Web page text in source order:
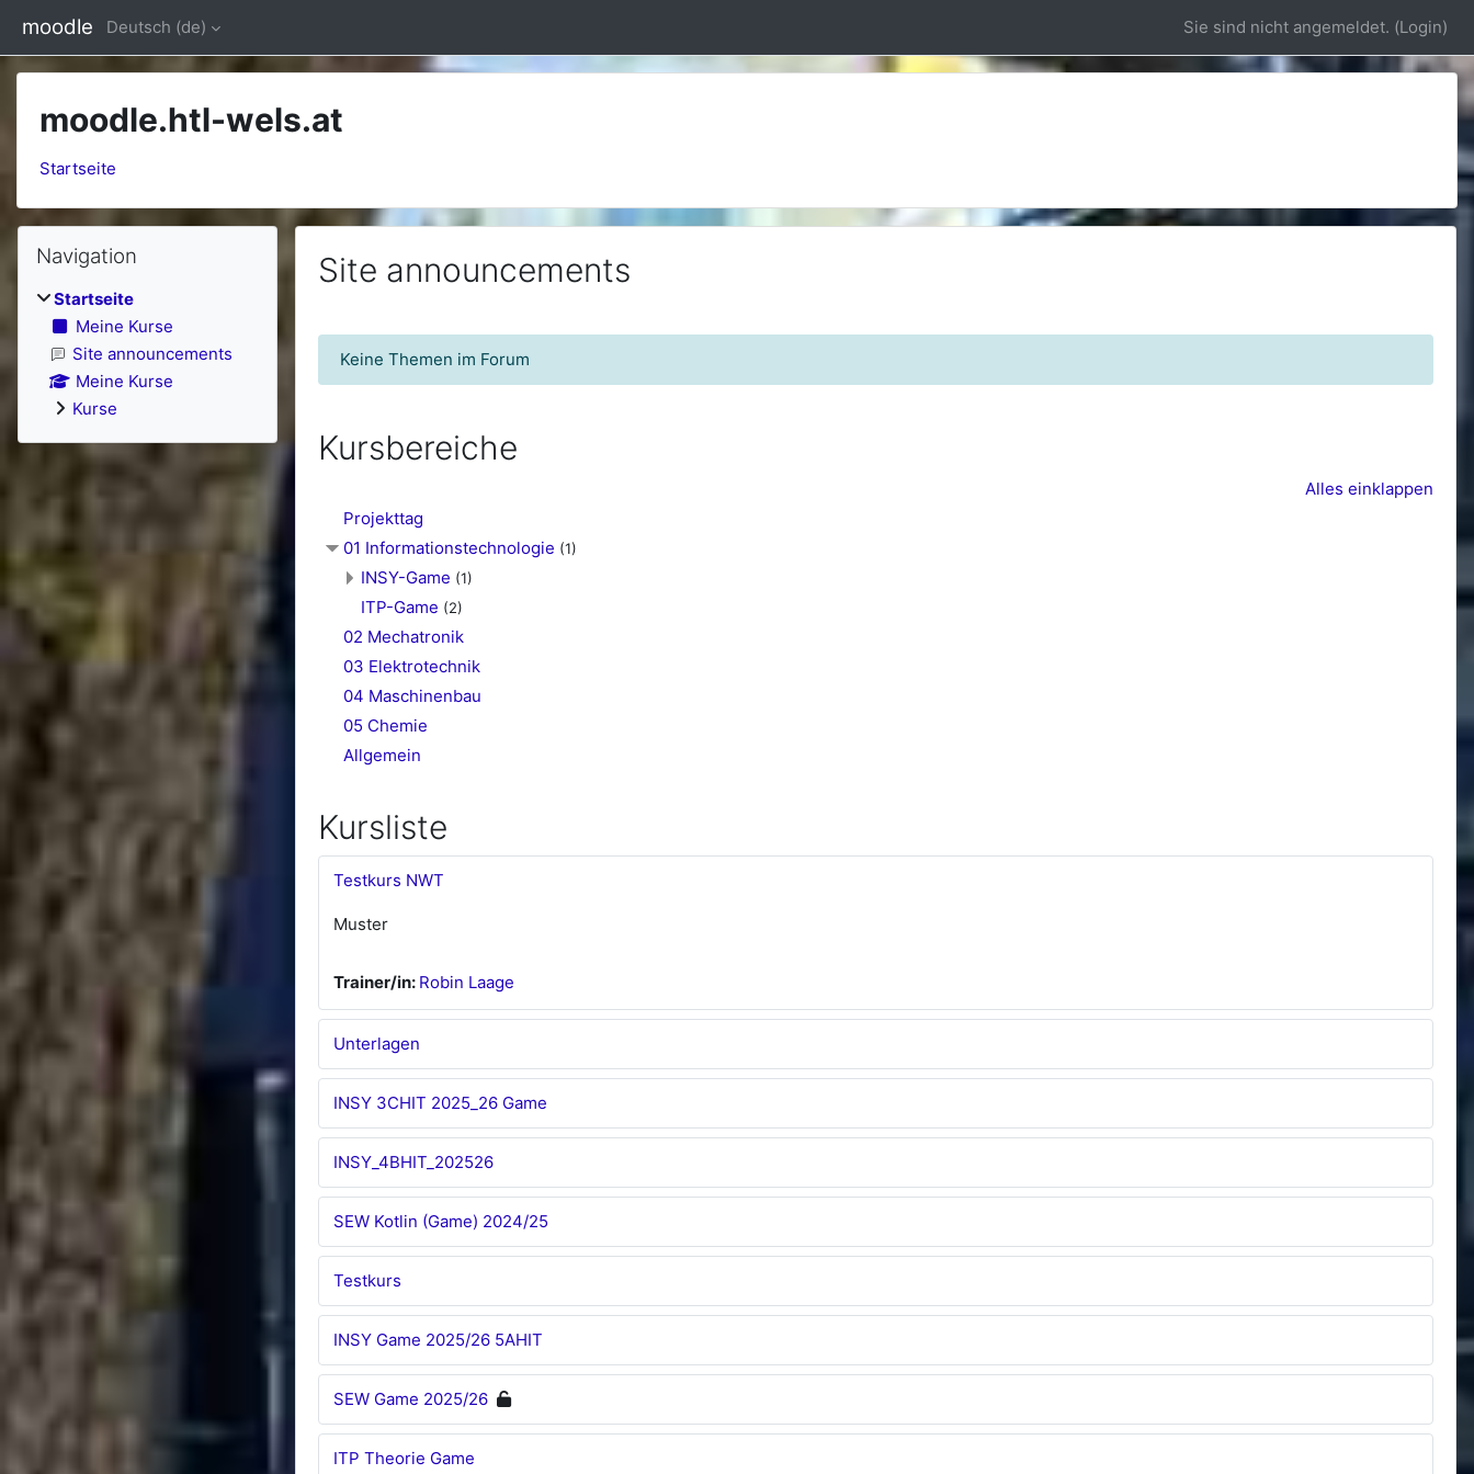
moodle Deutsch ‎(de)‎ Sie sind nicht angemeldet. (Login)
moodle.htl-wels.at
Startseite
Site announcements
Keine Themen im Forum
Kursbereiche
Alles einklappen
Projekttag
01 Informationstechnologie (1)
INSY-Game (1)
ITP-Game (2)
02 Mechatronik
03 Elektrotechnik
04 Maschinenbau
05 Chemie
Allgemein
Kursliste
Testkurs NWT
Muster
Trainer/in: Robin Laage
Unterlagen
INSY 3CHIT 2025_26 Game
INSY_4BHIT_202526
SEW Kotlin (Game) 2024/25
Testkurs
INSY Game 2025/26 5AHIT
SEW Game 2025/26
ITP Theorie Game
Blöcke
Navigation überspringen
Navigation
Startseite
Meine Kurse
Site announcements
Meine Kurse
Kurse